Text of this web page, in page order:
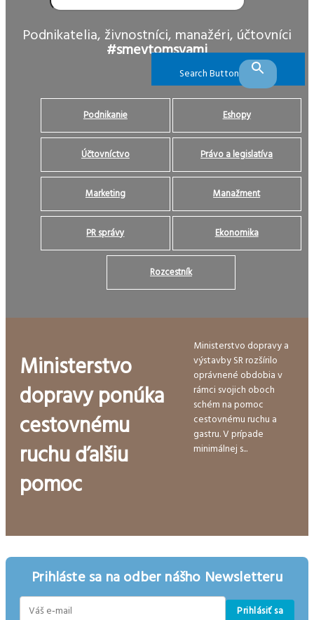
Search Button
Podnikatelia, živnostníci, manažéri, účtovníci
#smevtomsvami
Podnikanie Eshopy
Účtovníctvo Právo a legislatíva
Marketing Manažment
PR správy Ekonomika
Rozcestník
Ministerstvo
dopravy ponúka
cestovnému
ruchu ďalšiu
pomoc
Ministerstvo dopravy a
výstavby SR rozšírilo
oprávnené obdobia v
rámci svojich oboch
schém na pomoc
cestovnému ruchu a
gastru. V prípade
minimálnej s...
Prihláste sa na odber nášho Newsletteru
Prihlásiť sa